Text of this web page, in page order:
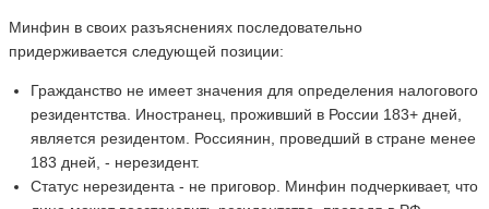
Минфин в своих разъяснениях последовательно
придерживается следующей позиции:
Гражданство не имеет значения для определения налогового
резидентства. Иностранец, проживший в России 183+ дней,
является резидентом. Россиянин, проведший в стране менее
183 дней, - нерезидент.
Статус нерезидента - не приговор. Минфин подчеркивает, что